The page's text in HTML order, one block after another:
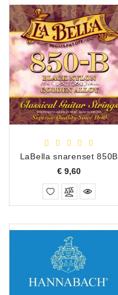
LaBella snarenset 850B
€ 9,60Prijs